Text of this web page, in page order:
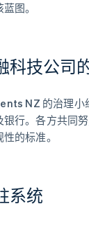
图。
科技公司
NZ 的治理
行。各方共同
的标准。
系统